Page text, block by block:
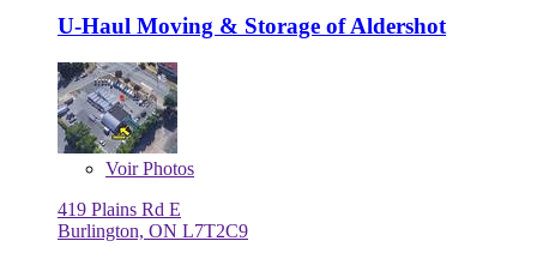
U-Haul Moving & Storage of Aldershot
VoirPhotos
419 Plains Rd E
Burlington, ON L7T2C9